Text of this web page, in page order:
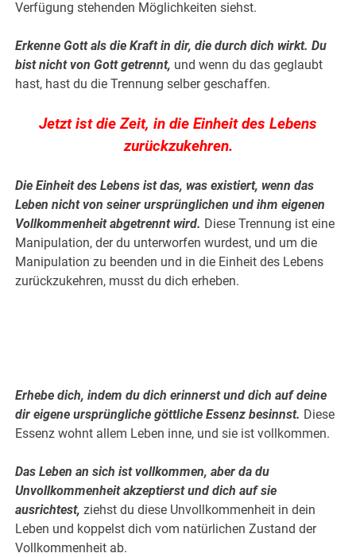
Verfügung stehenden Möglichkeiten siehst.
Erkenne Gott als die Kraft in dir, die durch dich wirkt. Du
bist nicht von Gott getrennt, und wenn du das geglaubt
hast, hast du die Trennung selber geschaffen.
Jetzt ist die Zeit, in die Einheit des Lebens
zurückzukehren.
Die Einheit des Lebens ist das, was existiert, wenn das
Leben nicht von seiner ursprünglichen und ihm eigenen
Vollkommenheit abgetrennt wird. Diese Trennung ist eine
Manipulation, der du unterworfen wurdest, und um die
Manipulation zu beenden und in die Einheit des Lebens
zurückzukehren, musst du dich erheben.
Erhebe dich, indem du dich erinnerst und dich auf deine
dir eigene ursprüngliche göttliche Essenz besinnst. Diese
Essenz wohnt allem Leben inne, und sie ist vollkommen.
Das Leben an sich ist vollkommen, aber da du
Unvollkommenheit akzeptierst und dich auf sie
ausrichtest, ziehst du diese Unvollkommenheit in dein
Leben und koppelst dich vom natürlichen Zustand der
Vollkommenheit ab.